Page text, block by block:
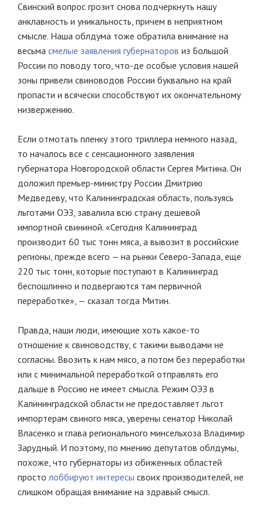
Свинский вопрос грозит снова подчеркнуть нашу
анклавность и уникальность, причем в неприятном
смысле. Наша облдума тоже обратила внимание на
весьма смелые заявления губернаторов из Большой
России по поводу того, что-де особые условия нашей
зоны привели свиноводов России буквально на край
пропасти и всячески способствуют их окончательному
низвержению.
Если отмотать пленку этого триллера немного назад,
то началось все с сенсационного заявления
губернатора Новгородской области Сергея Митина. Он
доложил премьер-министру России Дмитрию
Медведеву, что Калининградская область, пользуясь
льготами ОЭЗ, завалила всю страну дешевой
импортной свининой. «Сегодня Калининград
производит 60 тыс тонн мяса, а вывозит в российские
регионы, прежде всего — на рынки Северо-Запада, еще
220 тыс тонн, которые поступают в Калининград
беспошлинно и подвергаются там первичной
переработке», — сказал тогда Митин.
Правда, наши люди, имеющие хоть какое-то
отношение к свиноводству, с такими выводами не
согласны. Ввозить к нам мясо, а потом без переработки
или с минимальной переработкой отправлять его
дальше в Россию не имеет смысла. Режим ОЭЗ в
Калининградской области не предоставляет льгот
импортерам свиного мяса, уверены сенатор Николай
Власенко и глава регионального минсельхоза Владимир
Зарудный. И поэтому, по мнению депутатов облдумы,
похоже, что губернаторы из обиженных областей
простолоббируют интересы своих производителей, не
слишком обращая внимание на здравый смысл.